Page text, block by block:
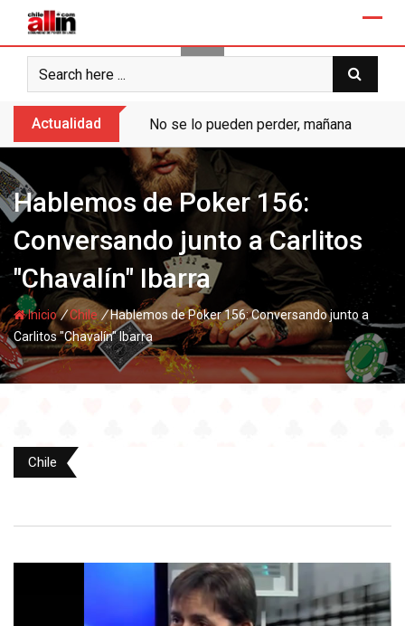
content
Actualidad No se lo pueden perder, mañana “Ases
Hablemos de Poker 156:
Conversando junto a Carlitos
"Chavalín" Ibarra
Inicio/Chile /Hablemos de Poker 156: Conversando junto a
Carlitos "Chavalín" Ibarra
Chile